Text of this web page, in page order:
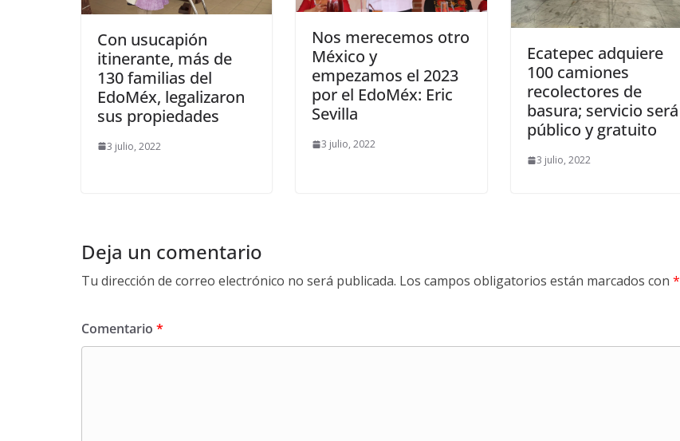
Con usucapión
itinerante, más de
130 familias del
EdoMéx, legalizaron
sus propiedades
3 julio, 2022
Nos merecemos otro
México y
empezamos el 2023
por el EdoMéx: Eric
Sevilla
3 julio, 2022
Ecatepec adquiere
100 camiones
recolectores de
basura; servicio será
público y gratuito
3 julio, 2022
Deja un comentario
Tu dirección de correo electrónico no será publicada. Los campos obligatorios están marcados con *
Comentario *